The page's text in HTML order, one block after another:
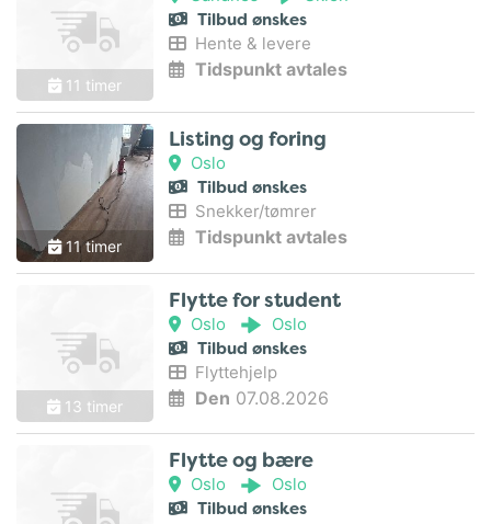
11 timer
Tilbud ønskes
Hente & levere
Tidspunkt avtales
11 timer
Listing og foring
Oslo
Tilbud ønskes
Snekker/tømrer
Tidspunkt avtales
13 timer
Flytte for student
Oslo Oslo
Tilbud ønskes
Flyttehjelp
Den 07.08.2026
Flytte og bære
Oslo Oslo
Tilbud ønskes